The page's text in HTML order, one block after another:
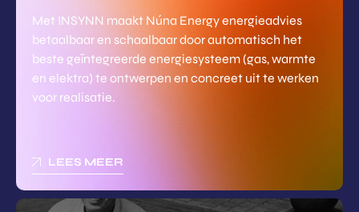
Met INSYNN maakt Núna Energy energieadvies
betaalbaar en schaalbaar door automatisch het
beste geïntegreerde energiesysteem (gas, warmte
en elektra) te ontwerpen en concreet uit te werken
voor realisatie.
LEES MEER